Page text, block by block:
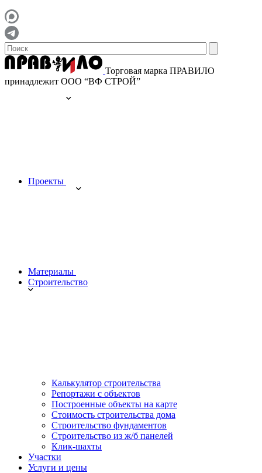
Торговая марка ПРАВИЛО
принадлежит ООО “ВФ СТРОЙ”
Проекты
Материалы
Строительство
Калькулятор строительства
Репортажи с объектов
Построенные объекты на карте
Стоимость строительства дома
Строительство фундаментов
Строительство из ж/б панелей
Клик-шахты
Участки
Услуги и цены